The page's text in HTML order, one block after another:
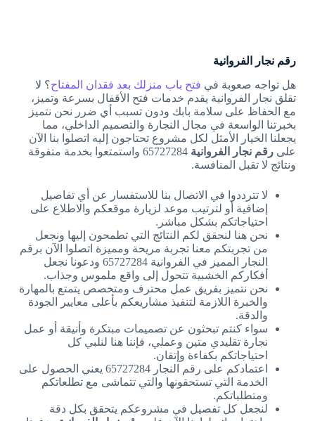
رقم نجار الفروانية
هل تواجه صعوبة في فتح باب منزلك بعد فقدان المفتاح؟ لا
تقلق نجار الفروانية يقدم خدمات فتح الأقفال بسرعة وتميز،
مع الحفاظ على سلامة بابك ودون تسبب أي ضرر نحن نتميز
بخبرتنا الواسعة في مجال النجارة والتصميم الداخلي، مما
يجعلنا الخيار الأمثل لكل مشروع تحتاجون إليه اتصلوا بنا الآن
على رقم نجار الفروانية
65727284 واستمتعوا بخدمة متفوقة
ونتائج لا تقبل المنافسة.
لا تترددوا في الاتصال بنا للاستفسار عن أي تفاصيل
إضافية أو لترتيب موعد لزيارة موقعكم والاطلاع على
احتياجاتكم بشكل مباشر.
نحن هنا لنحقق لكم النتائج التي تطمحون إليها ونجعل
من تجربتكم معنا تجربة مريحة ومميزة اتصلوا الآن برقم
النجار المميز في الفروانية 65727284 ودعونا نجعل
أفكاركم الخشبية تتحول إلى واقع ملموس وجذاب.
نحن نتميز بفريق عمل محترف ومتخصص يتمتع بالمهارة
والخبرة اللازمة لتنفيذ مشاريعكم بأعلى معايير الجودة
والدقة.
سواء كنتم تبحثون عن تصميمات مبتكرة وأنيقة أو عمل
نجارة تقليدي متين وعملي، فإننا هنا لنلبي كل
احتياجاتكم بكفاءة وإتقان.
اعتمادكم على رقم النجار 65727284 يعني الحصول على
الخدمة التي تستحقونها والتي تتماشى مع تطلعاتكم
ومتطلباتكم.
لنجعل كل تفصيل في مشروعكم يتحقق بكل دقة